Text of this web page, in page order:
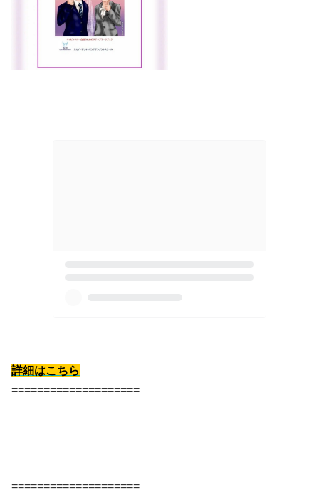
詳細はこちら
====================
====================